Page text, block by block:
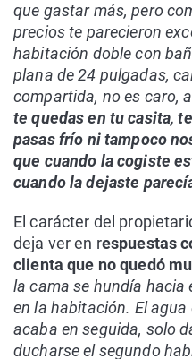
que gastar más, pero
precios te parecieron
habitación doble con
plana de 24 pulgadas,
compartida, no es caro,
te quedas en tu casita,
pasas frío ni tampoco
que cuando la cogiste
cuando la dejaste
El carácter del
deja ver en respuestas
clienta que no quedó
la cama se hundía
en la habitación. El
acaba en seguida, solo
ducharse el segundo